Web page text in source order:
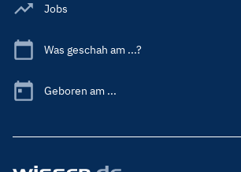
Jobs
Was geschah am ...?
Geboren am ...